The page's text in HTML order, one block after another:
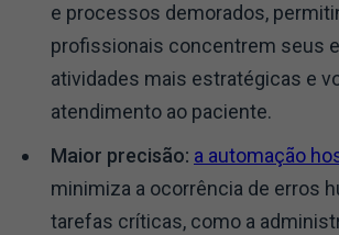
e processos demorados,
profissionais concentrem seus
atividades mais estratégicas e
atendimento ao paciente.
Maior precisão: a automação
minimiza a ocorrência de erros
tarefas críticas, como a